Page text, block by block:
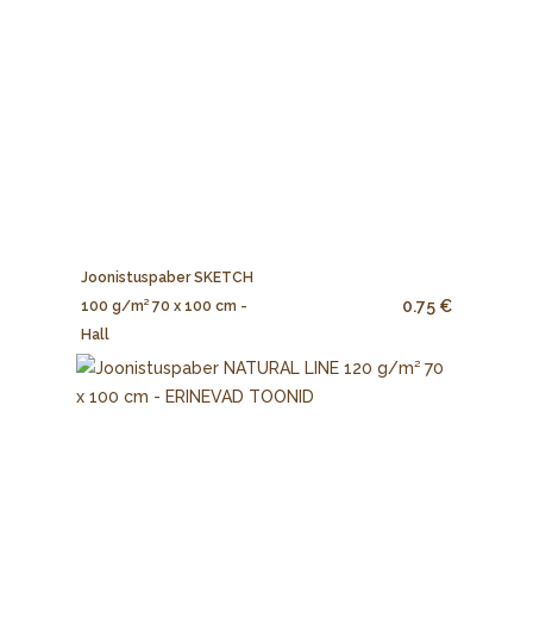
Joonistuspaber SKETCH
100 g/m² 70 x 100 cm -
Hall
0.75 €